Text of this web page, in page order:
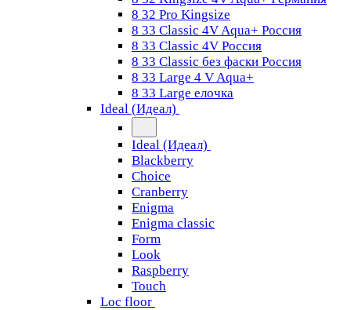
8 32 Pro Kingsize
8 33 Classic 4V Aqua+ Россия
8 33 Classic 4V Россия
8 33 Classic без фаски Россия
8 33 Large 4 V Aqua+
8 33 Large елочка
Ideal (Идеал)
Ideal (Идеал)
Blackberry
Choice
Cranberry
Enigma
Enigma classic
Form
Look
Raspberry
Touch
Loc floor